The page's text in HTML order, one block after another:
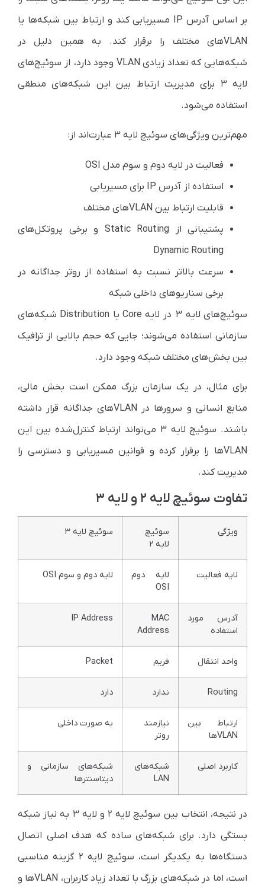
بر اساس آدرس IP مسیریابی کند و ارتباط بین شبکه‌ها یا
VLANهای مختلف را برقرار کند. به همین دلیل در
شبکه‌هایی که تعداد زیادی VLAN وجود دارد، از سوئیچ‌های
لایه ۳ برای مدیریت ارتباط بین این شبکه‌های منطقی
استفاده می‌شود.
مهم‌ترین ویژگی‌های سوئیچ لایه ۳ عبارت‌اند از:
فعالیت در لایه دوم و سوم مدل OSI
استفاده از آدرس IP برای مسیریابی
قابلیت ارتباط بین VLANهای مختلف
پشتیبانی از Static Routing و برخی پروتکل‌های
Dynamic Routing
سرعت بالاتر نسبت به استفاده از روتر جداگانه در
برخی سناریوهای داخلی شبکه
سوئیچ‌های لایه ۳ در لایه Core یا Distribution شبکه‌های
سازمانی استفاده می‌شوند؛ جایی که حجم بالایی از ترافیک
بین بخش‌های مختلف شبکه وجود دارد.
برای مثال، در یک سازمان بزرگ ممکن است بخش مالی،
منابع انسانی و سرورها در VLANهای جداگانه قرار داشته
باشند. سوئیچ لایه ۳ می‌تواند ارتباط کنترل‌شده بین این
VLANها را برقرار کرده و قوانین مسیریابی و دسترسی را
مدیریت کند.
تفاوت سوئیچ لایه ۲ و لایه ۳
ویژگی
سوئیچ
لایه ۲
سوئیچ لایه ۳
لایه فعالیت
لایه دوم
OSI
لایه دوم و سوم OSI
آدرس مورد
استفاده
MAC
Address
IP Address
واحد انتقال فریم Packet
Routing ندارد دارد
ارتباط بین
VLANها
نیازمند
روتر
به صورت داخلی
کاربرد اصلی
شبکه‌های
LAN
شبکه‌های سازمانی و
دیتاسنترها
در نتیجه، انتخاب بین سوئیچ لایه ۲ و لایه ۳ به نیاز شبکه
بستگی دارد. برای شبکه‌های ساده که هدف اصلی اتصال
دستگاه‌ها به یکدیگر است، سوئیچ لایه ۲ گزینه مناسبی
است، اما در شبکه‌های بزرگ با تعداد زیاد کاربران، VLANها و